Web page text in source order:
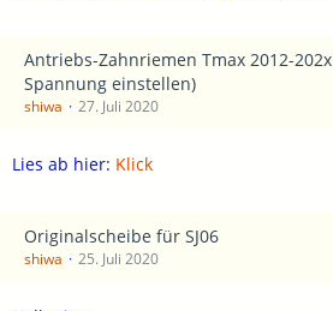
Antriebs-Zahnriemen Tmax 2012-
Spannung einstellen)
shiwa 27. Juli 2020
Lies ab hier: Klick
Originalscheibe für SJ06
shiwa 25. Juli 2020